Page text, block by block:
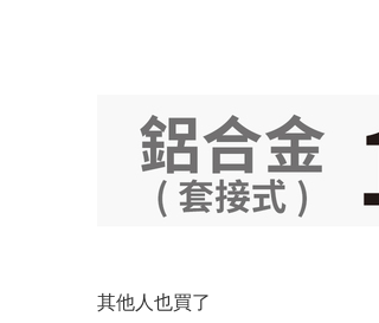
其他人也買了